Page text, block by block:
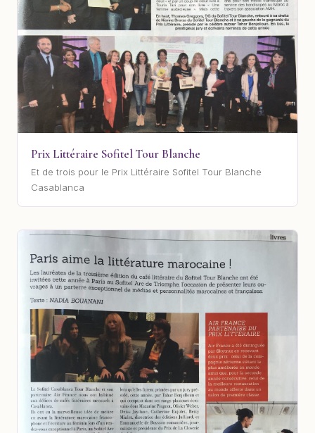
Prix Littéraire Sofitel Tour Blanche
Et de trois pour le Prix Littéraire Sofitel Tour Blanche
Casablanca